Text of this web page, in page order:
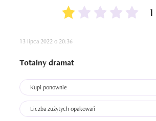
trzyma mi się spokojnie cały dzień, nie
13 lipca 2022 o 20:36
Totalny dramat
Kupi ponownie
Liczba zużytych opakowań